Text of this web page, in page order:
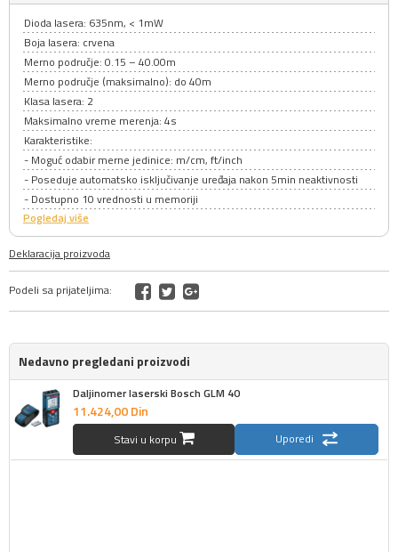
Dioda lasera: 635nm, < 1mW
Boja lasera: crvena
Merno područje: 0.15 – 40.00m
Merno područje (maksimalno): do 40m
Klasa lasera: 2
Maksimalno vreme merenja: 4s
Karakteristike:
- Moguć odabir merne jedinice: m/cm, ft/inch
- Poseduje automatsko isključivanje uređaja nakon 5min neaktivnosti
- Dostupno 10 vrednosti u memoriji
Pogledaj više
Deklaracija proizvoda
Podeli sa prijateljima:
Nedavno pregledani proizvodi
Daljinomer laserski Bosch GLM 40
11.424,00Din
Stavi u korpu Uporedi